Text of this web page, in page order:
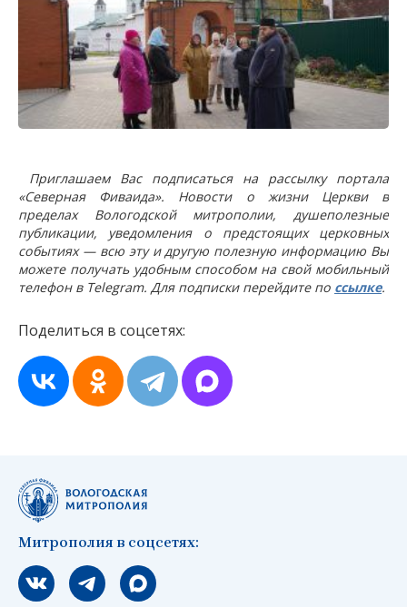
Приглашаем Вас подписаться на рассылку портала
«Северная Фиваида». Новости о жизни Церкви в
пределах Вологодской митрополии, душеполезные
публикации, уведомления о предстоящих церковных
событиях — всю эту и другую полезную информацию Вы
можете получать удобным способом на свой мобильный
телефон в Telegram. Для подписки перейдите по ссылке.
Поделиться в соцсетях:
Митрополия в соцсетях:
Мы вконтакте
Мы в telegram
Мы в Макс